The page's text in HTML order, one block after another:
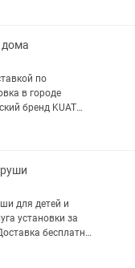
тг. Звоните в
дома
по
в городе
бренд KUAT
для детей и
установки за
бесплатно.